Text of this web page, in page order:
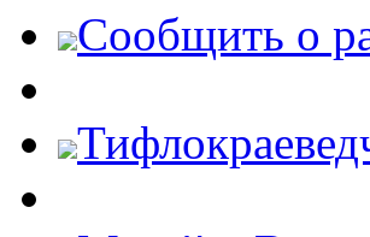
Cообщить о